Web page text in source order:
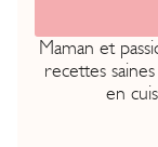
Maman et
recettes
en